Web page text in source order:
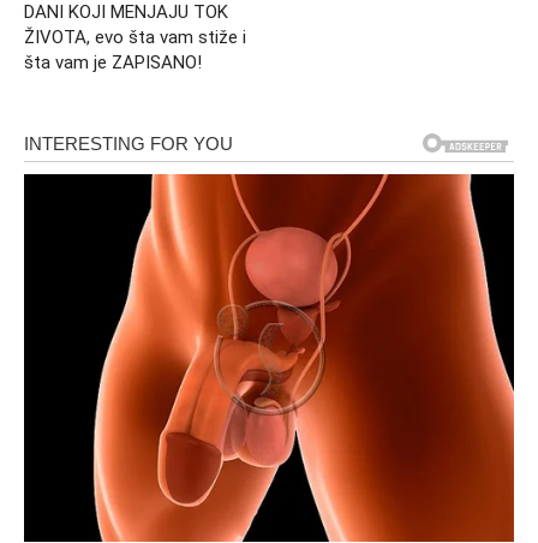
DANI KOJI MENJAJU TOK
ŽIVOTA, evo šta vam stiže i
šta vam je ZAPISANO!